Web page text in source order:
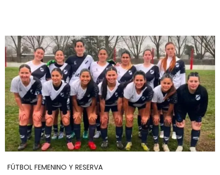
FÚTBOL FEMENINO Y RESERVA